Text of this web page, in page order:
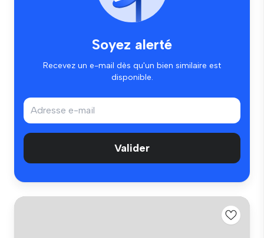
Soyez alerté
Recevez un e-mail dès qu'un bien similaire est
disponible.
Valider